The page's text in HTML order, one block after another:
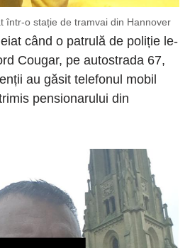
într-o stație de tramvai din Hannover
când o patrulă de poliție le-
Cougar, pe autostrada 67,
au găsit telefonul mobil
pensionarului din